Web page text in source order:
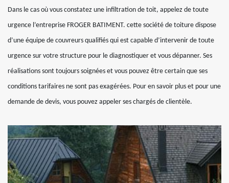
Dans le cas où vous constatez une infiltration de toit, appelez de toute
urgence l’entreprise FROGER BATIMENT. cette société de toiture dispose
d’une équipe de couvreurs qualifiés qui est capable d’intervenir de toute
urgence sur votre structure pour le diagnostiquer et vous dépanner. Ses
réalisations sont toujours soignées et vous pouvez être certain que ses
conditions tarifaires ne sont pas exagérées. Pour en savoir plus et pour une
demande de devis, vous pouvez appeler ses chargés de clientèle.